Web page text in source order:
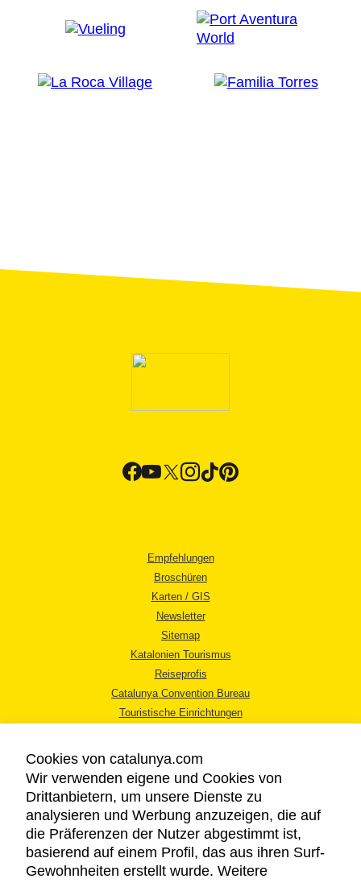
Empfehlungen
Broschüren
Karten / GIS
Newsletter
Sitemap
Katalonien Tourismus
Reiseprofis
Catalunya Convention Bureau
Touristische Einrichtungen
RECHTLICHER HINWEIS
DATENSCHUTZICHTLINIE
Cookies von catalunya.com
Wir verwenden eigene und Cookies von
Drittanbietern, um unsere Dienste zu
analysieren und Werbung anzuzeigen, die auf
die Präferenzen der Nutzer abgestimmt ist,
basierend auf einem Profil, das aus ihren Surf-
Gewohnheiten erstellt wurde. Weitere